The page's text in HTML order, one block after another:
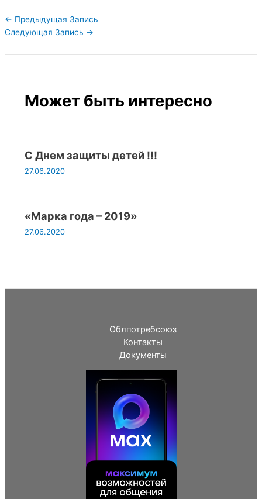
← Предыдущая Запись
Следующая Запись →
Может быть интересно
С Днем защиты детей !!!
27.06.2020
«Марка года – 2019»
27.06.2020
Облпотребсоюз
Контакты
Документы